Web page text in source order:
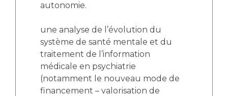
autonomie.
une analyse de l’évolution du
système de santé mentale et du
traitement de l’information
médicale en psychiatrie
(notamment le nouveau mode de
financement – valorisation de